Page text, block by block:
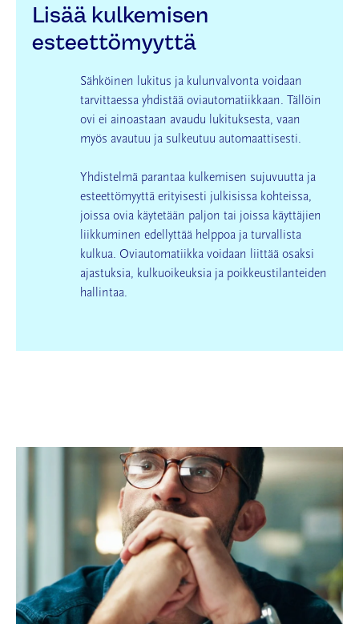
Lisää kulkemisen
esteettömyyttä
Sähköinen lukitus ja kulunvalvonta voidaan
tarvittaessa yhdistää oviautomatiikkaan. Tällöin
ovi ei ainoastaan avaudu lukituksesta, vaan
myös avautuu ja sulkeutuu automaattisesti.
Yhdistelmä parantaa kulkemisen sujuvuutta ja
esteettömyyttä erityisesti julkisissa kohteissa,
joissa ovia käytetään paljon tai joissa käyttäjien
liikkuminen edellyttää helppoa ja turvallista
kulkua. Oviautomatiikka voidaan liittää osaksi
ajastuksia, kulkuoikeuksia ja poikkeustilanteiden
hallintaa.